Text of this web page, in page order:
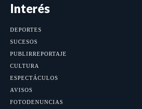
Interés
DEPORTES
SUCESOS
PUBLIRREPORTAJE
CULTURA
ESPECTÁCULOS
AVISOS
FOTODENUNCIAS